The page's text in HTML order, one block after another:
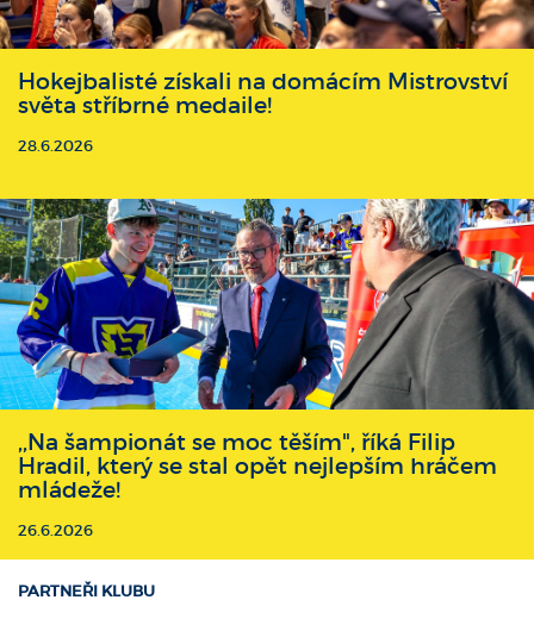
Hokejbalisté získali na domácím Mistrovství
světa stříbrné medaile!
28.6.2026
,,Na šampionát se moc těším", říká Filip
Hradil, který se stal opět nejlepším hráčem
mládeže!
26.6.2026
PARTNEŘI KLUBU